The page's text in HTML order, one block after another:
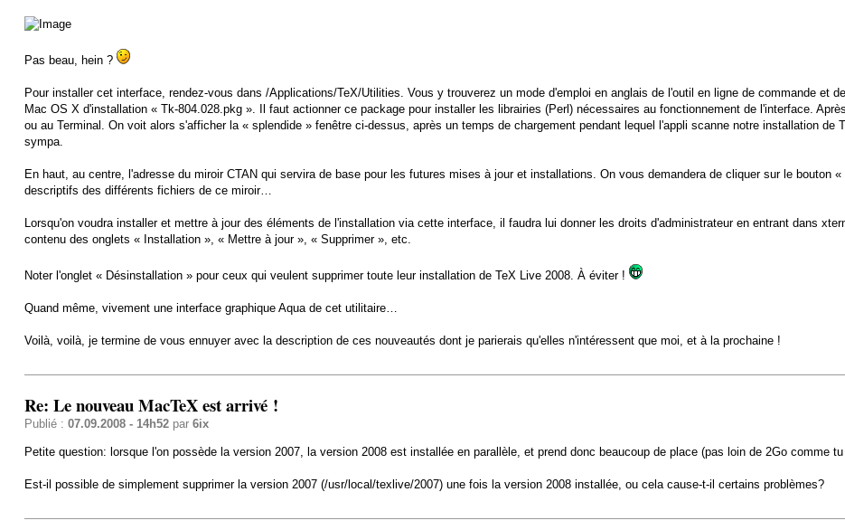
Pas beau, hein ?
Pour installer cet interface, rendez-vous dans /Applications/TeX/Utilities. Vous y trouverez un mode d'emploi en anglais de l'outil en ligne de commande et
Mac OS X d'installation « Tk-804.028.pkg ». Il faut actionner ce package pour installer les librairies (Perl) nécessaires au fonctionnement de l'interface.
ou au Terminal. On voit alors s'afficher la « splendide » fenêtre ci-dessus, après un temps de chargement pendant lequel l'appli scanne notre installation
sympa.
En haut, au centre, l'adresse du miroir CTAN qui servira de base pour les futures mises à jour et installations. On vous demandera de cliquer sur le bouton
descriptifs des différents fichiers de ce miroir…
Lorsqu'on voudra installer et mettre à jour des éléments de l'installation via cette interface, il faudra lui donner les droits d'administrateur en entrant dans
contenu des onglets « Installation », « Mettre à jour », « Supprimer », etc.
Noter l'onglet « Désinstallation » pour ceux qui veulent supprimer toute leur installation de TeX Live 2008. À éviter !
Quand même, vivement une interface graphique Aqua de cet utilitaire…
Voilà, voilà, je termine de vous ennuyer avec la description de ces nouveautés dont je parierais qu'elles n'intéressent que moi, et à la prochaine !
Re: Le nouveau MacTeX est arrivé !
Publié : 07.09.2008 - 14h52par 6ix
Petite question: lorsque l'on possède la version 2007, la version 2008 est installée en parallèle, et prend donc beaucoup de place (pas loin de 2Go comme
Est-il possible de simplement supprimer la version 2007 (/usr/local/texlive/2007) une fois la version 2008 installée, ou cela cause-t-il certains problèmes?